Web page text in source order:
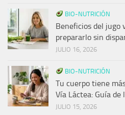
BIO-NUTRICIÓN
Beneficios del jugo
prepararlo sin
JULIO 16, 2026
BIO-NUTRICIÓN
Tu cuerpo tiene
Vía Láctea: Guía
JULIO 15, 2026